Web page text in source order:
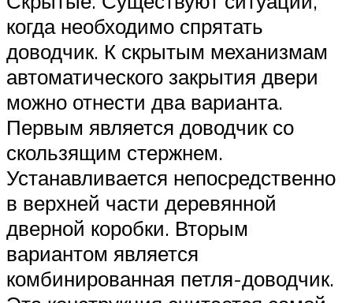
когда необходимо спрятать
доводчик. К скрытым механизмам
автоматического закрытия двери
можно отнести два варианта.
Первым является доводчик со
скользящим стержнем.
Устанавливается непосредственно
в верхней части деревянной
дверной коробки. Вторым
вариантом является
комбинированная петля-доводчик.